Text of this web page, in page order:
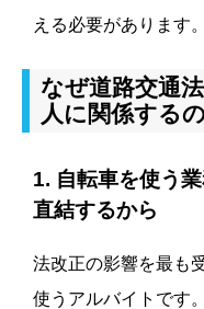
える必要があります。
なぜ道路交通
人に関係する
1. 自転車を使う
直結するから
法改正の影響を最も
使うアルバイトです。